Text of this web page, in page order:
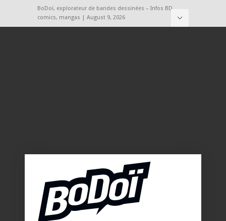
BoDoï, explorateur de bandes dessinées – Infos BD,
comics, mangas | August 9, 2026